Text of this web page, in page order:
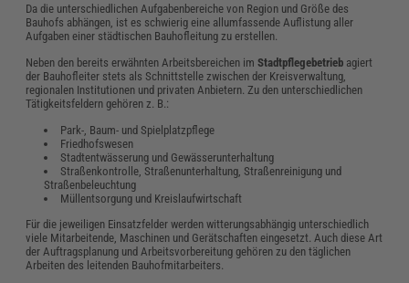
Da die unterschiedlichen Aufgabenbereiche von Region und Größe des
Bauhofs abhängen, ist es schwierig eine allumfassende Auflistung aller
Aufgaben einer städtischen Bauhofleitung zu erstellen.
Neben den bereits erwähnten Arbeitsbereichen imStadtpflegebetrieb agiert
der Bauhofleiter stets als Schnittstelle zwischen der Kreisverwaltung,
regionalen Institutionen und privaten Anbietern. Zu den unterschiedlichen
Tätigkeitsfeldern gehören z. B.:
Park-, Baum- und Spielplatzpflege
Friedhofswesen
Stadtentwässerung und Gewässerunterhaltung
Straßenkontrolle, Straßenunterhaltung, Straßenreinigung und
Straßenbeleuchtung
Müllentsorgung und Kreislaufwirtschaft
Für die jeweiligen Einsatzfelder werden witterungsabhängig unterschiedlich
viele Mitarbeitende, Maschinen und Gerätschaften eingesetzt. Auch diese Art
der Auftragsplanung und Arbeitsvorbereitung gehören zu den täglichen
Arbeiten des leitenden Bauhofmitarbeiters.